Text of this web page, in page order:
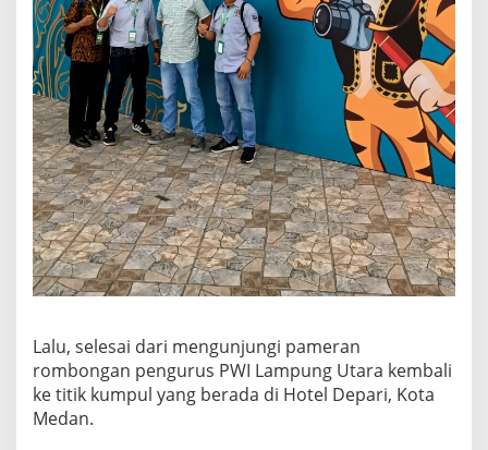
Lalu, selesai dari mengunjungi pameran
rombongan pengurus PWI Lampung Utara kembali
ke titik kumpul yang berada di Hotel Depari, Kota
Medan.